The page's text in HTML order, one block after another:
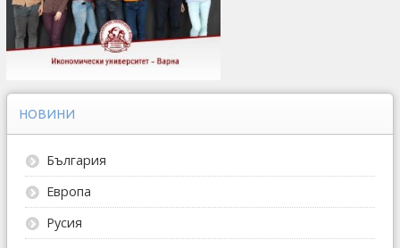
НОВИНИ
България
Европа
Русия